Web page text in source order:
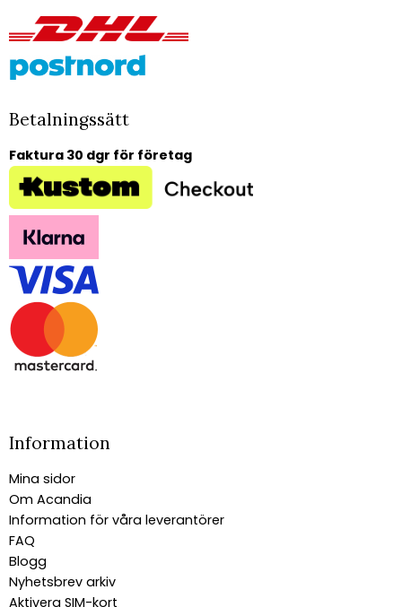
Betalningssätt
Faktura 30 dgr för företag
Information
Mina sidor
Om Acandia
Information för våra leverantörer
FAQ
Blogg
Nyhetsbrev arkiv
Aktivera SIM-kort